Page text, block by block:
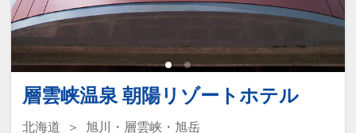
層雲峡温泉 朝陽リゾートホテル
北海道
旭川・層雲峡・旭岳